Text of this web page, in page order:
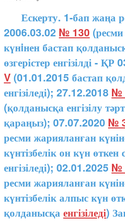
Ескерту. 1-бап жаңа
2006.03.02 № 130
күнiнен бастап
өзгерістер енгізілді - ҚР
V (01.01.2015 бастап
енгізіледі); 27.12.2018 №
(қолданысқа енгізілу
қараңыз); 07.07.2020 №
ресми жарияланған
күнтізбелік он күн
енгізіледі); 02.01.2025 №
ресми жарияланған
күнтізбелік алпыс күн
қолданысқа енгізіледі)